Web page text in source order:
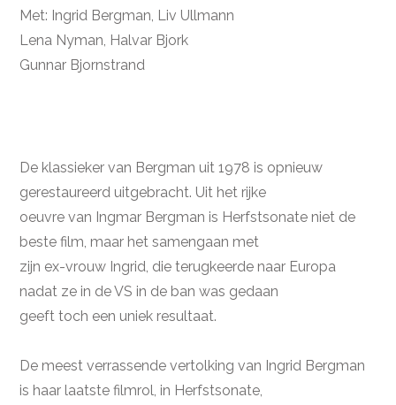
Met: Ingrid Bergman, Liv Ullmann
Lena Nyman, Halvar Bjork
Gunnar Bjornstrand
De klassieker van Bergman uit 1978 is opnieuw
gerestaureerd uitgebracht. Uit het rijke
oeuvre van Ingmar Bergman is Herfstsonate niet de
beste film, maar het samengaan met
zijn ex-vrouw Ingrid, die terugkeerde naar Europa
nadat ze in de VS in de ban was gedaan
geeft toch een uniek resultaat.
De meest verrassende vertolking van Ingrid Bergman
is haar laatste filmrol, in Herfstsonate,